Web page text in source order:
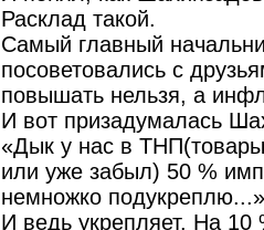
Расклад такой.
Самый главный
посоветовались с
повышать нельзя, а
И вот призадумалась
«Дык у нас в ТНП(товары
или уже забыл) 50 %
немножко подукреплю...»
И ведь укрепляет. На 10